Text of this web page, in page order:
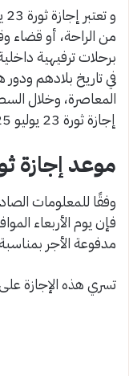
من الراحة، أو قضاء
برحلات ترفيهية
في تاريخ بلادهم
المعاصرة، وخلال
إجازة ثورة 23 يوليو 2025.
موعد إجازة ثورة 23
وفقًا للمعلومات
مدفوعة الأجر بمناسبة عيد
تسري هذه الإجازة